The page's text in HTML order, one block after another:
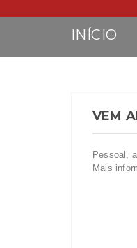
INÍCIO
VEM
Pessoal,
Mais